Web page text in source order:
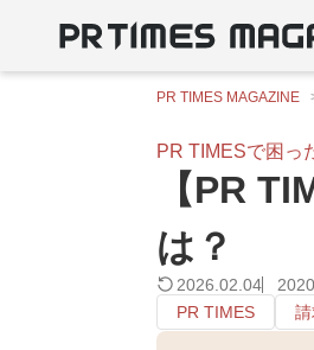
PR TIMES MAGAZINE
PR TIMESで困っ
【PR
は？
2026.02.04
PR TIMES